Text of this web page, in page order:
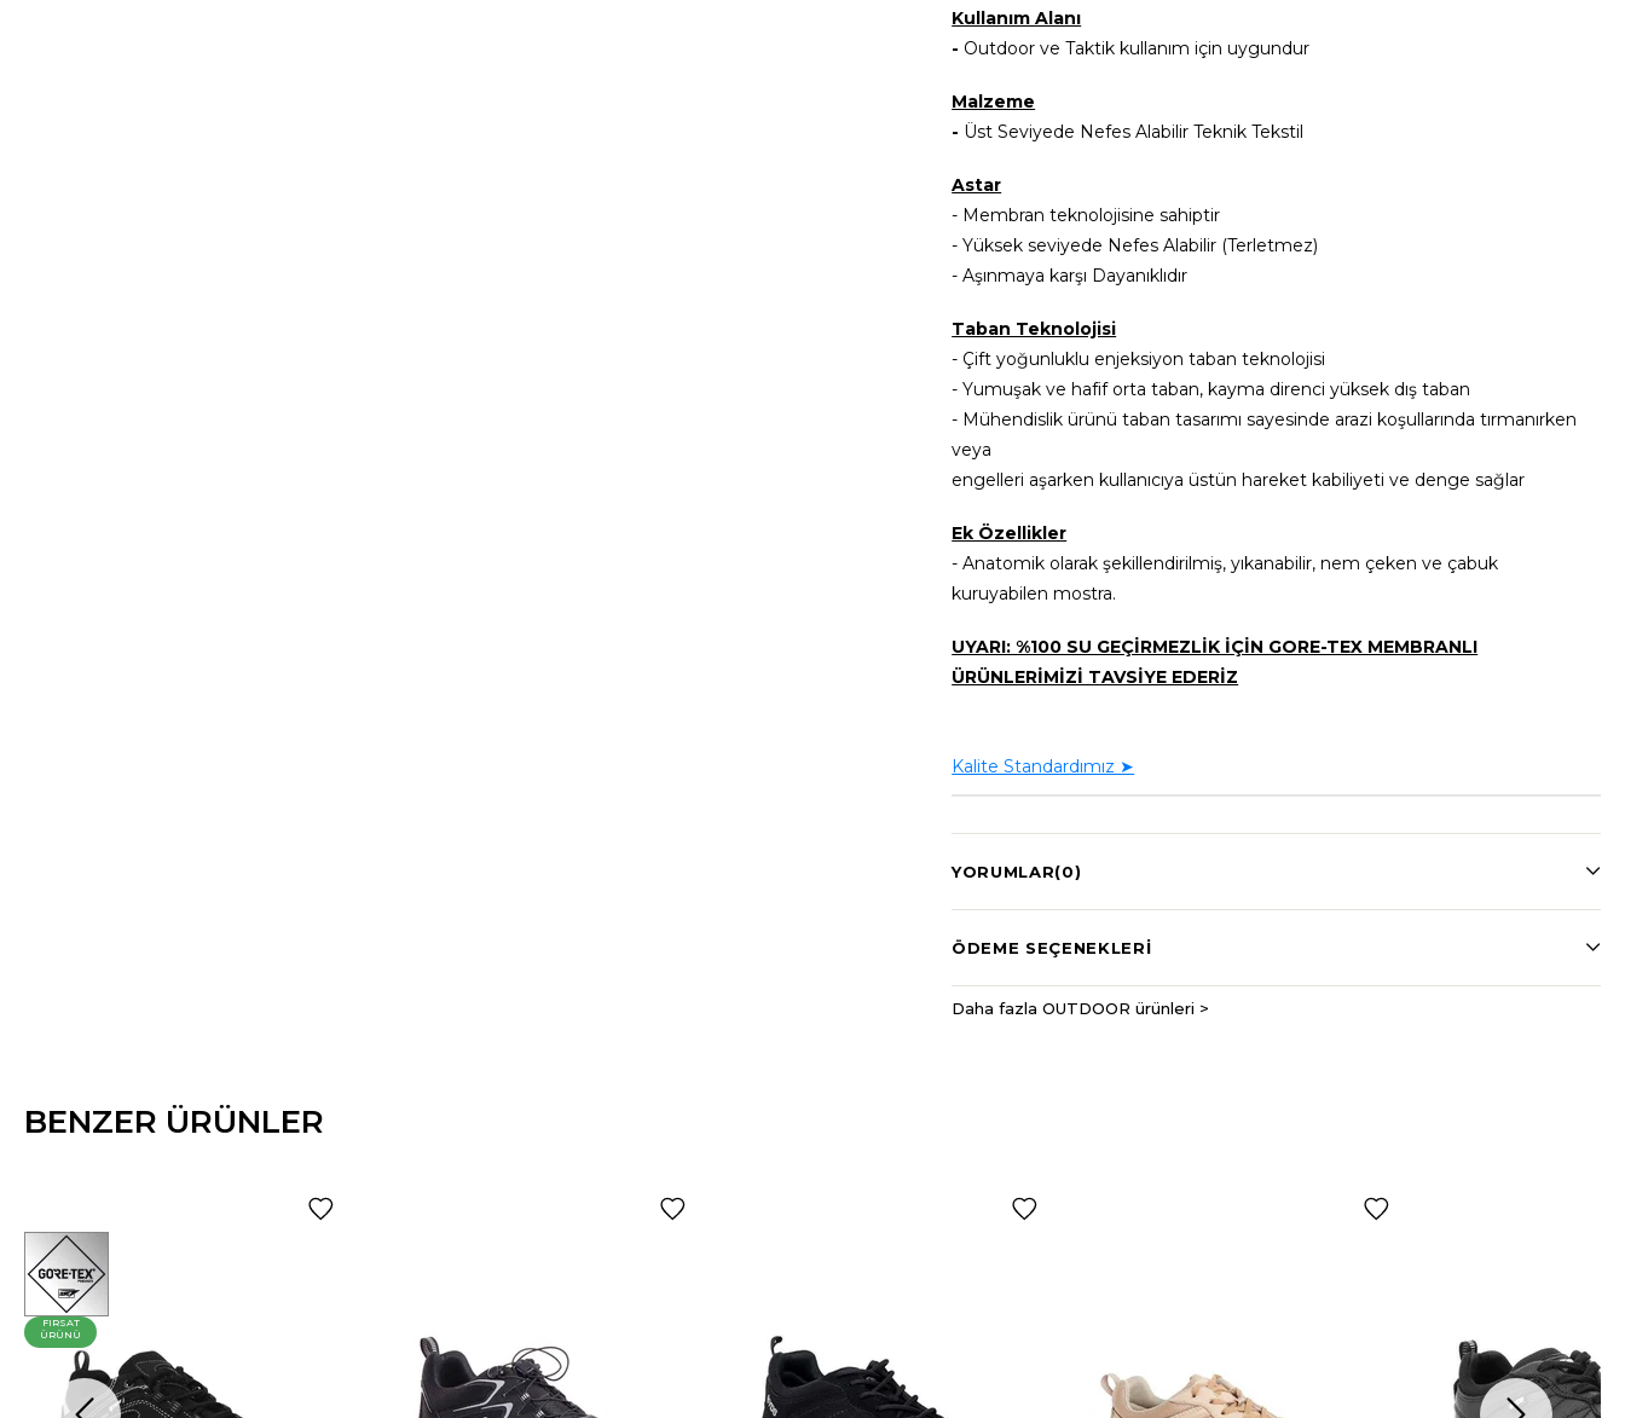
Kullanım Alanı
- Outdoor ve Taktik kullanım için uygundur
Malzeme
- Üst Seviyede Nefes Alabilir Teknik Tekstil
Astar
- Membran teknolojisine sahiptir
- Yüksek seviyede Nefes Alabilir (Terletmez)
- Aşınmaya karşı Dayanıklıdır
Taban Teknolojisi
- Çift yoğunluklu enjeksiyon taban teknolojisi
- Yumuşak ve hafif orta taban, kayma direnci yüksek dış taban
- Mühendislik ürünü taban tasarımı sayesinde arazi koşullarında tırmanırken
veya
engelleri aşarken kullanıcıya üstün hareket kabiliyeti ve denge sağlar
Ek Özellikler
- Anatomik olarak şekillendirilmiş, yıkanabilir, nem çeken ve çabuk
kuruyabilen mostra.
UYARI: %100 SU GEÇİRMEZLİK İÇİN GORE-TEX MEMBRANLI
ÜRÜNLERİMİZİ TAVSİYE EDERİZ
Kalite Standardımız ➤
YORUMLAR(0)
ÖDEME SEÇENEKLERI
Daha fazla OUTDOOR ürünleri >
BENZER ÜRÜNLER
FIRSAT
ÜRÜNÜ